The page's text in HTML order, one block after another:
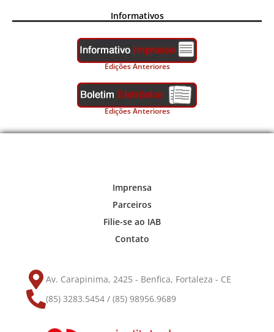
Informativos
Edições Anteriores
Edições Anteriores
Imprensa
Parceiros
Filie-se ao IAB
Contato
Av. Carapinima, 2425 - Benfica, Fortaleza - CE
(85) 3283.5454 / (85) 98956.9689